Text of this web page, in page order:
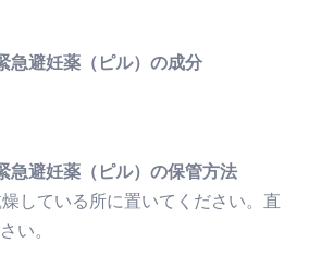
急避妊薬（ピル）の成分
急避妊薬（ピル）の保管方法
している所に置いてください。直
い。